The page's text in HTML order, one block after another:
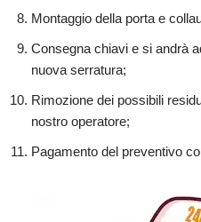
Montaggio della porta e
Consegna chiavi e si andrà
nuova serratura;
Rimozione dei possibili
nostro operatore;
Pagamento del preventivo